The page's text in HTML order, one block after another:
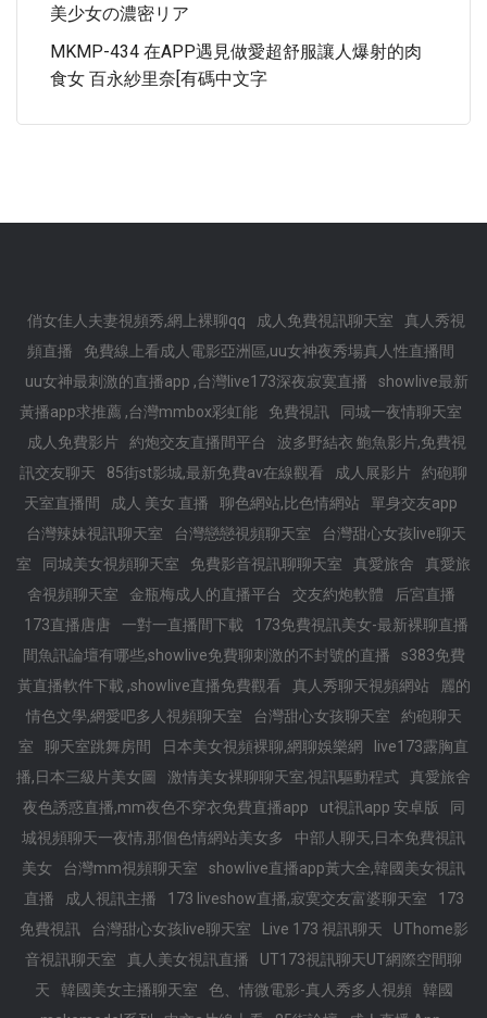
美少女の濃密リア
MKMP-434 在APP遇見做愛超舒服讓人爆射的肉
食女 百永紗里奈[有碼中文字
俏女佳人夫妻視頻秀,網上裸聊qq 成人免費視訊聊天室
真人秀視
頻直播
免費線上看成人電影亞洲區,uu女神夜秀場真人性直播間
uu女神最刺激的直播app ,台灣live173深夜寂寞直播
showlive最新
黃播app求推薦 ,台灣mmbox彩虹能
免費視訊
同城一夜情聊天室
成人免費影片
約炮交友直播間平台
波多野結衣 鮑魚影片,免費視
訊交友聊天
85街st影城,最新免費av在線觀看 成人展影片
約砲聊
天室直播間
成人 美女 直播 聊色網站,比色情網站
單身交友app
台灣辣妹視訊聊天室
台灣戀戀視頻聊天室
台灣甜心女孩live聊天
室
同城美女視頻聊天室 免費影音視訊聊聊天室 真愛旅舍
真愛旅
舍視頻聊天室
金瓶梅成人的直播平台 交友約炮軟體
后宮直播
173直播唐唐
一對一直播間下載
173免費視訊美女-最新裸聊直播
間魚訊論壇有哪些,showlive免費聊刺激的不封號的直播
s383免費
黃直播軟件下載 ,showlive直播免費觀看
真人秀聊天視頻網站
麗的
情色文學,網愛吧多人視頻聊天室
台灣甜心女孩聊天室
約砲聊天
室
聊天室跳舞房間 日本美女視頻裸聊,網聊娛樂網
live173露胸直
播,日本三級片美女圖
激情美女裸聊聊天室,視訊驅動程式
真愛旅舍
夜色誘惑直播,mm夜色不穿衣免費直播app
ut視訊app 安卓版
同
城視頻聊天一夜情,那個色情網站美女多
中部人聊天,日本免費視訊
美女
台灣mm視頻聊天室
showlive直播app黃大全,韓國美女視訊
直播
成人視訊主播 173 liveshow直播,寂寞交友富婆聊天室
173
免費視訊
台灣甜心女孩live聊天室 Live 173 視訊聊天
UThome影
音視訊聊天室
真人美女視訊直播
UT173視訊聊天UT網際空間聊
天
韓國美女主播聊天室 色、情微電影-真人秀多人視頻
韓國